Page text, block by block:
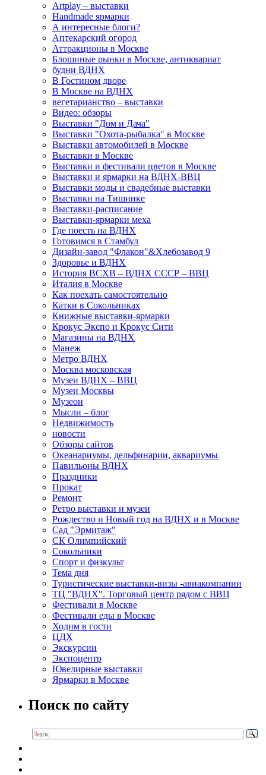
Artplay – выставки
Handmade ярмарки
А интересные блоги?
Аптекарский огород
Аттракционы в Москве
Блошиные рынки в Москве, антиквариат
будни ВДНХ
В Гостином дворе
В Москве на ВДНХ
вегетарианство – выставки
Видео: обзоры
Выставки "Дом и Дача"
Выставки "Охота-рыбалка" в Москве
Выставки автомобилей в Москве
Выставки в Москве
Выставки и фестивали цветов в Москве
Выставки и ярмарки на ВДНХ-ВВЦ
Выставки моды и свадебные выставки
Выставки на Тишинке
Выставки-расписание
Выставки-ярмарки меха
Где поесть на ВДНХ
Готовимся в Стамбул
Дизайн-завод "Флакон"&Хлебозавод 9
Здоровье и ВДНХ
История ВСХВ – ВДНХ СССР – ВВЦ
Италия в Москве
Как поехать самостоятельно
Катки в Сокольниках
Книжные выставки-ярмарки
Крокус Экспо и Крокус Сити
Магазины на ВДНХ
Манеж
Метро ВДНХ
Москва московская
Музеи ВДНХ – ВВЦ
Музеи Москвы
Музеон
Мысли – блог
Недвижимость
новости
Обзоры сайтов
Океанариумы, дельфинарии, аквариумы
Павильоны ВДНХ
Праздники
Прокат
Ремонт
Ретро выставки и музеи
Рождество и Новый год на ВДНХ и в Москве
Сад "Эрмитаж"
СК Олимпийский
Сокольники
Спорт и физкульт
Тема дня
Туристические выставки-визы -авиакомпании
ТЦ "ВДНХ". Торговый центр рядом с ВВЦ
Фестивали в Москве
Фестивали еды в Москве
Ходим в гости
ЦДХ
Экскурсии
Экспоцентр
Ювелирные выставки
Ярмарки в Москве
Поиск по сайту